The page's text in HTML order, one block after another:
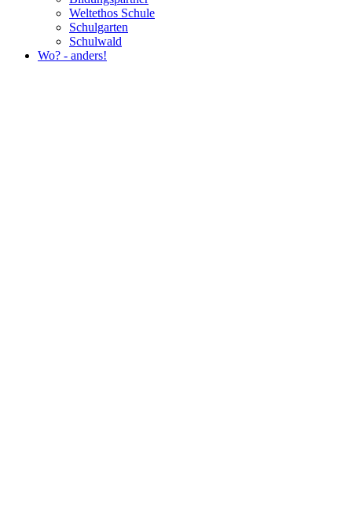
Weltethos Schule
Schulgarten
Schulwald
Wo? - anders!